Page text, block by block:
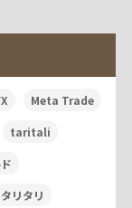
Meta Trade
taritali
タリタリ